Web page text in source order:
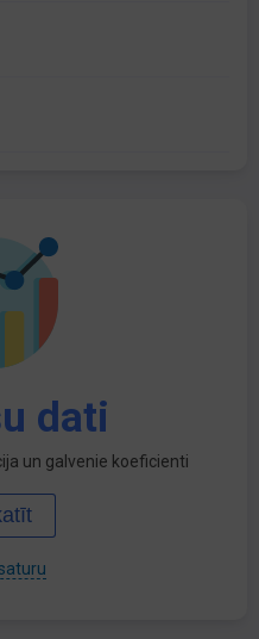
dati
un galvenie koeficienti